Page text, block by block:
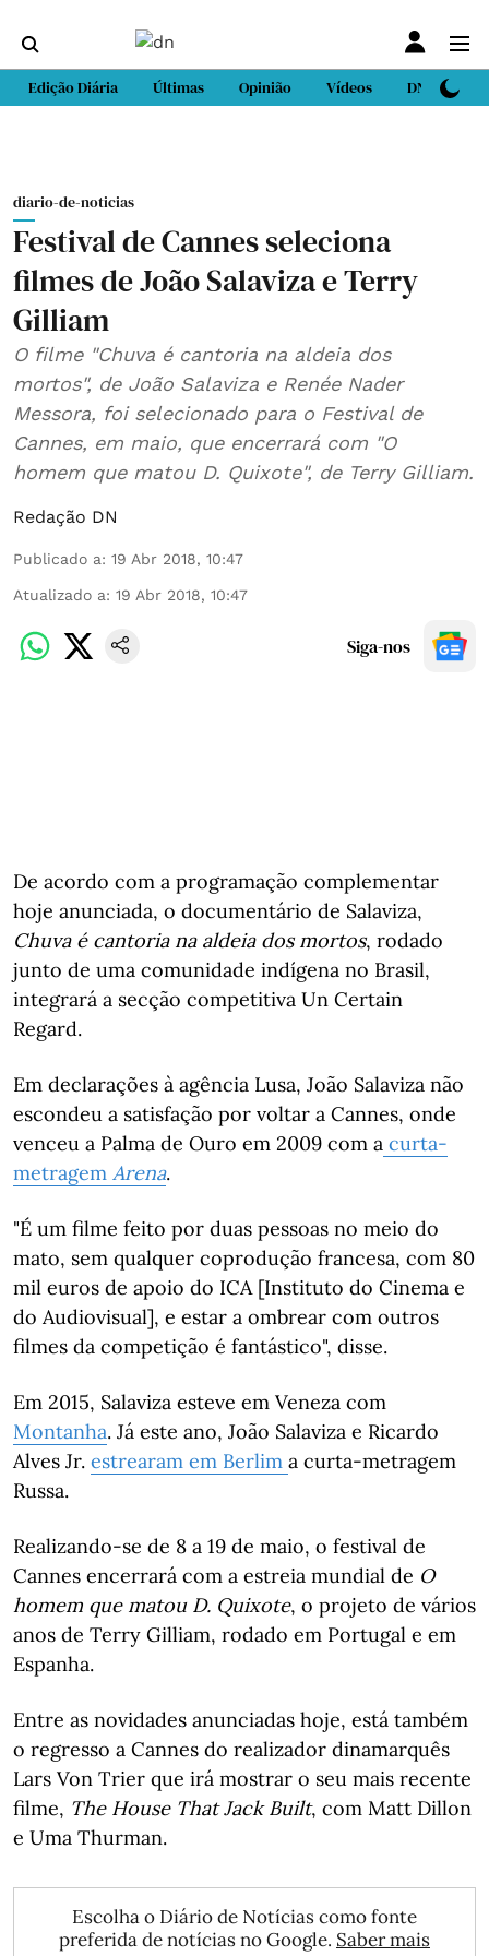
Edição Diária Últimas Opinião Vídeos DN Sport
diario-de-noticias
Festival de Cannes seleciona
filmes de João Salaviza e Terry
Gilliam
O filme "Chuva é cantoria na aldeia dos
mortos", de João Salaviza e Renée Nader
Messora, foi selecionado para o Festival de
Cannes, em maio, que encerrará com "O
homem que matou D. Quixote", de Terry Gilliam.
Redação DN
Publicado a: 19 Abr 2018, 10:47
Atualizado a: 19 Abr 2018, 10:47
Siga-nos
De acordo com a programação complementar
hoje anunciada, o documentário de Salaviza,
Chuva é cantoria na aldeia dos mortos, rodado
junto de uma comunidade indígena no Brasil,
integrará a secção competitiva Un Certain
Regard.
Em declarações à agência Lusa, João Salaviza não
escondeu a satisfação por voltar a Cannes, onde
venceu a Palma de Ouro em 2009 com a curta-
metragem Arena.
"É um filme feito por duas pessoas no meio do
mato, sem qualquer coprodução francesa, com 80
mil euros de apoio do ICA [Instituto do Cinema e
do Audiovisual], e estar a ombrear com outros
filmes da competição é fantástico", disse.
Em 2015, Salaviza esteve em Veneza com
Montanha. Já este ano, João Salaviza e Ricardo
Alves Jr. estrearam em Berlim a curta-metragem
Russa.
Realizando-se de 8 a 19 de maio, o festival de
Cannes encerrará com a estreia mundial de O
homem que matou D. Quixote, o projeto de vários
anos de Terry Gilliam, rodado em Portugal e em
Espanha.
Entre as novidades anunciadas hoje, está também
o regresso a Cannes do realizador dinamarquês
Lars Von Trier que irá mostrar o seu mais recente
filme, The House That Jack Built, com Matt Dillon
e Uma Thurman.
Escolha o Diário de Notícias como fonte
preferida de notícias no Google. Saber mais